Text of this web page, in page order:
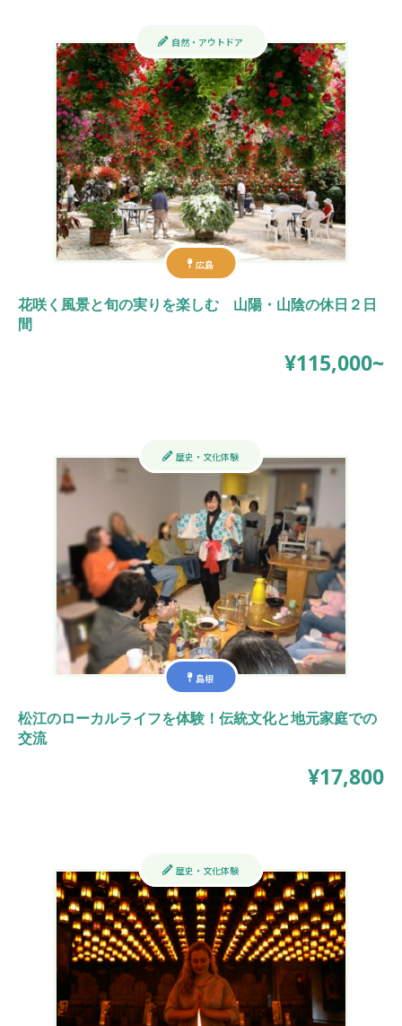
広島
自然・アウトドア
花咲く風景と旬の実りを楽しむ 山陽・山陰の休日２日
間
¥115,000~
島根
歴史・文化体験
松江のローカルライフを体験！伝統文化と地元家庭での
交流
¥17,800
歴史・文化体験